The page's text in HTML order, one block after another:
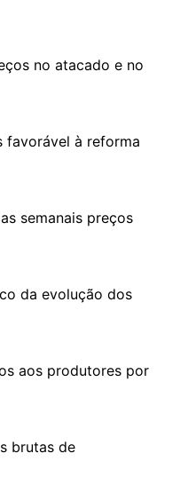
no atacado e no
favorável à reforma
semanais preços
da evolução dos
aos produtores por
brutas de